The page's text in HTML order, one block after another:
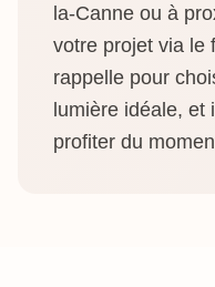
la-Canne ou à
votre projet via le
rappelle pour
lumière idéale, et
profiter du